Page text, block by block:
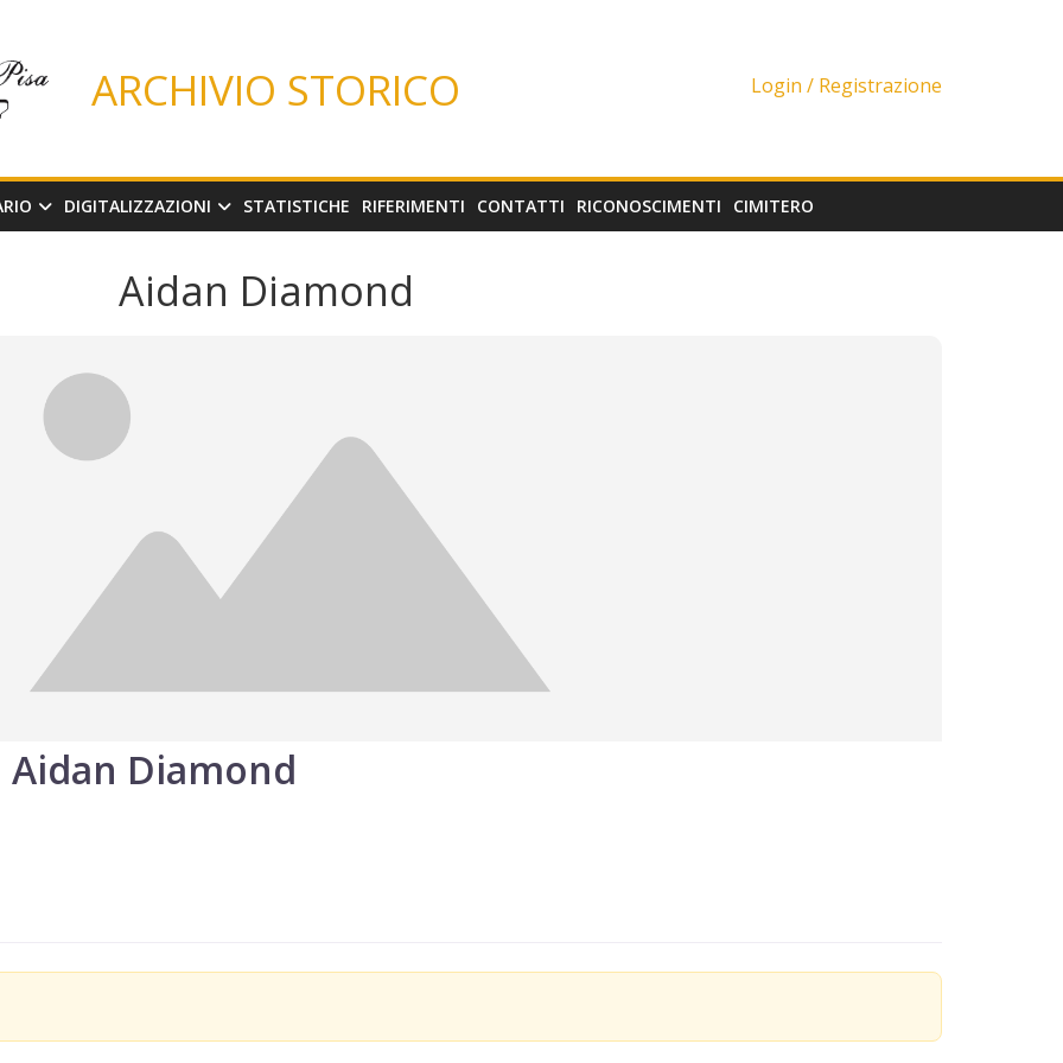
ARCHIVIO STORICO Login / Registrazione
DIGITALIZZAZIONI STATISTICHE RIFERIMENTI CONTATTI RICONOSCIMENTI CIMITERO
Aidan Diamond
Aidan Diamond